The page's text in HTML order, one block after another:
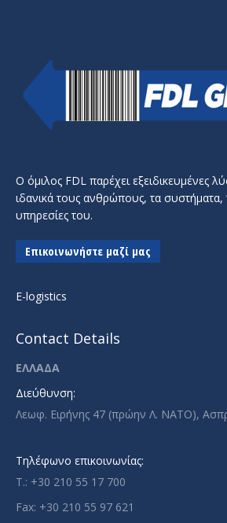
Ο όμιλος FDL παρέχει εξειδικευμένες
ιδανικά τους ανθρώπους, τα συστήματα,
υπηρεσίες του.
Επικοινωνήστε μαζί μας
E-logistics
Contact Details
ΕΛΛΑΔΑ
Διεύθυνση:
Λεωφ. Ειρήνης 47 (πρώην Λ. ΝΑΤΟ),
Τηλέφωνο επικοινωνίας:
T.: +30 210 55 17 700
Fax: +30 210 55 97 621